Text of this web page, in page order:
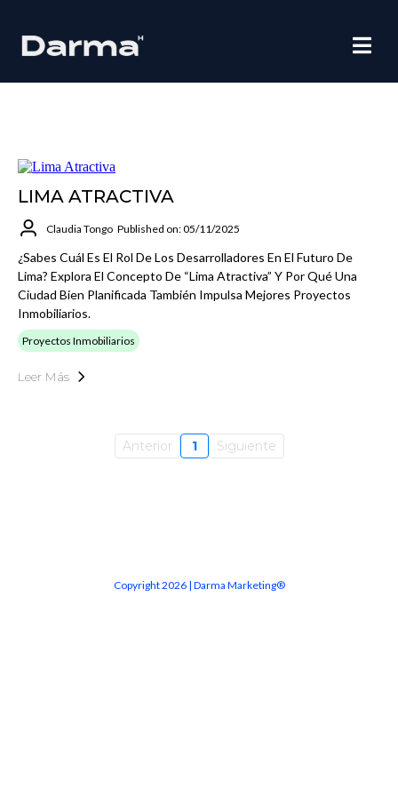
LIMA ATRACTIVA
Claudia Tongo Published on: 05/11/2025
¿Sabes Cuál Es El Rol De Los Desarrolladores En El Futuro De
Lima? Explora El Concepto De “Lima Atractiva” Y Por Qué Una
Ciudad Bien Planificada También Impulsa Mejores Proyectos
Inmobiliarios.
Proyectos Inmobiliarios
Leer Más
Anterior 1 Siguiente
Copyright 2026 | Darma Marketing®